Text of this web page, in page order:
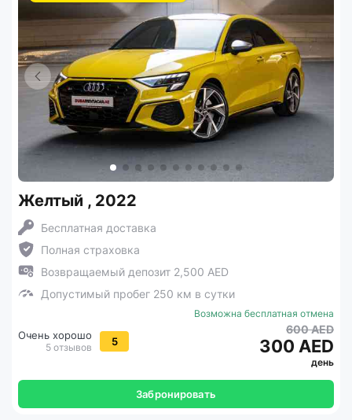
Желтый , 2022
Бесплатная доставка
Полная страховка
Возвращаемый депозит 2,500 AED
Допустимый пробег 250 км в сутки
Очень хорошо
5 отзывов 5
Возможна бесплатная отмена
600 AED
300 AED
день
Забронировать